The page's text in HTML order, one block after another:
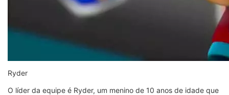
Ryder
O líder da equipe é Ryder, um menino de 10 anos de idade que